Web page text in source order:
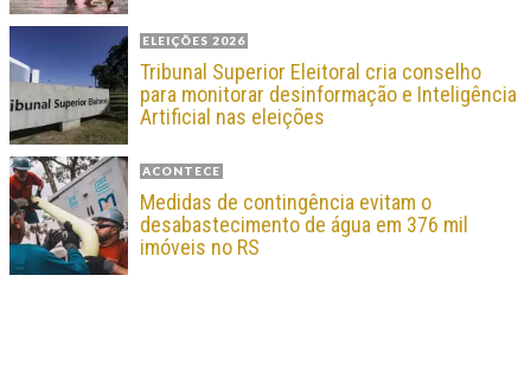
ELEIÇÕES 2026
Tribunal Superior Eleitoral cria conselho
para monitorar desinformação e Inteligência
Artificial nas eleições
ACONTECE
Medidas de contingência evitam o
desabastecimento de água em 376 mil
imóveis no RS